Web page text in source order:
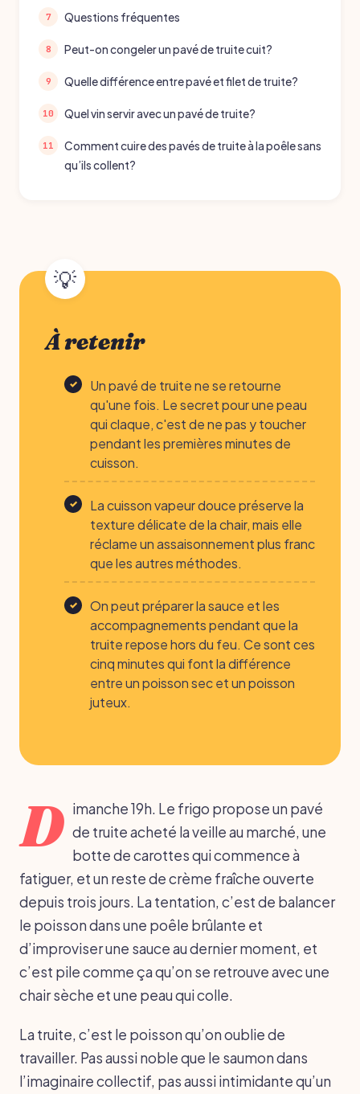
Questions fréquentes
Peut-on congeler un pavé de truite cuit?
Quelle différence entre pavé et filet de truite?
Quel vin servir avec un pavé de truite?
Comment cuire des pavés de truite à la poêle sans
qu’ils collent?
À retenir
Un pavé de truite ne se retourne
qu'une fois. Le secret pour une peau
qui claque, c'est de ne pas y toucher
pendant les premières minutes de
cuisson.
La cuisson vapeur douce préserve la
texture délicate de la chair, mais elle
réclame un assaisonnement plus franc
que les autres méthodes.
On peut préparer la sauce et les
accompagnements pendant que la
truite repose hors du feu. Ce sont ces
cinq minutes qui font la différence
entre un poisson sec et un poisson
juteux.
D imanche 19h. Le frigo propose un pavé
de truite acheté la veille au marché, une
botte de carottes qui commence à
fatiguer, et un reste de crème fraîche ouverte
depuis trois jours. La tentation, c’est de balancer
le poisson dans une poêle brûlante et
d’improviser une sauce au dernier moment, et
c’est pile comme ça qu’on se retrouve avec une
chair sèche et une peau qui colle.
La truite, c’est le poisson qu’on oublie de
travailler. Pas aussi noble que le saumon dans
l’imaginaire collectif, pas aussi intimidante qu’un